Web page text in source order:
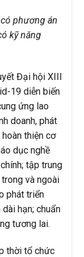
phương án
kỹ năng
Đại hội XIII
19 diễn biến
ứng lao
doanh, phát
thiện cơ
dục nghề
tập trung
và ngoài
phát triển
hạn; chuẩn
tương lai.
thời tổ chức